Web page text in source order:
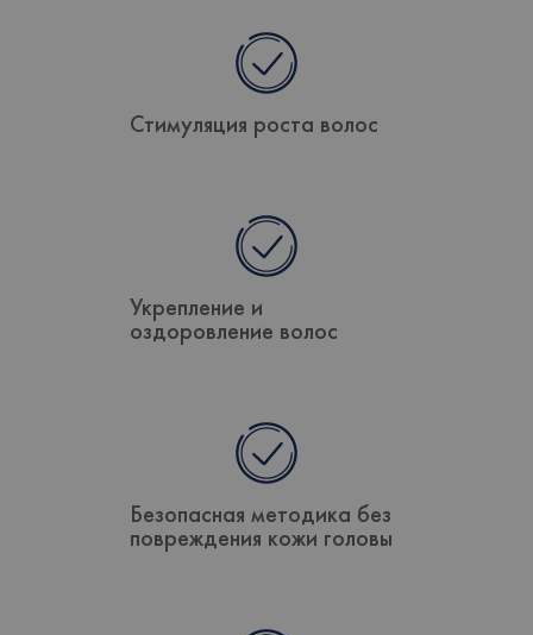
Стимуляция роста волос
Укрепление и
оздоровление волос
Безопасная методика без
повреждения кожи головы